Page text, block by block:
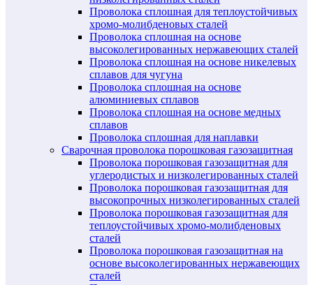
Проволока сплошная для теплоустойчивых
хромо-молибденовых сталей
Проволока сплошная на основе
высоколегированных нержавеющих сталей
Проволока сплошная на основе никелевых
сплавов для чугуна
Проволока сплошная на основе
алюминиевых сплавов
Проволока сплошная на основе медных
сплавов
Проволока сплошная для наплавки
Сварочная проволока порошковая газозащитная
Проволока порошковая газозащитная для
углеродистых и низколегированных сталей
Проволока порошковая газозащитная для
высокопрочных низколегированных сталей
Проволока порошковая газозащитная для
теплоустойчивых хромо-молибденовых
сталей
Проволока порошковая газозащитная на
основе высоколегированных нержавеющих
сталей